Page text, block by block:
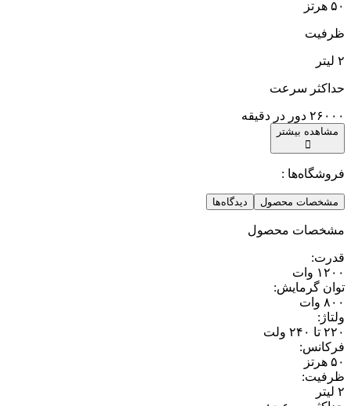
۵۰ هرتز
ظرفیت
۲ لیتر
حداکثر سرعت
۲۶۰۰۰ دور در دقیقه
مشاهده بیشتر
فروشگاه‌ها :
مشخصات محصول دیدگاه‌ها
مشخصات محصول
قدرت:
۱۲۰۰ وات
توان گرمایش:
۸۰۰ وات
ولتاژ :
۲۲۰ تا ۲۴۰ ولت
فرکانس:
۵۰ هرتز
ظرفیت:
۲ لیتر